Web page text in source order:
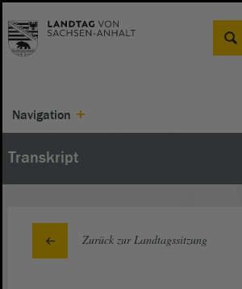
Suche
Navigation
Transkript
Zurück zur Landtagssitzung